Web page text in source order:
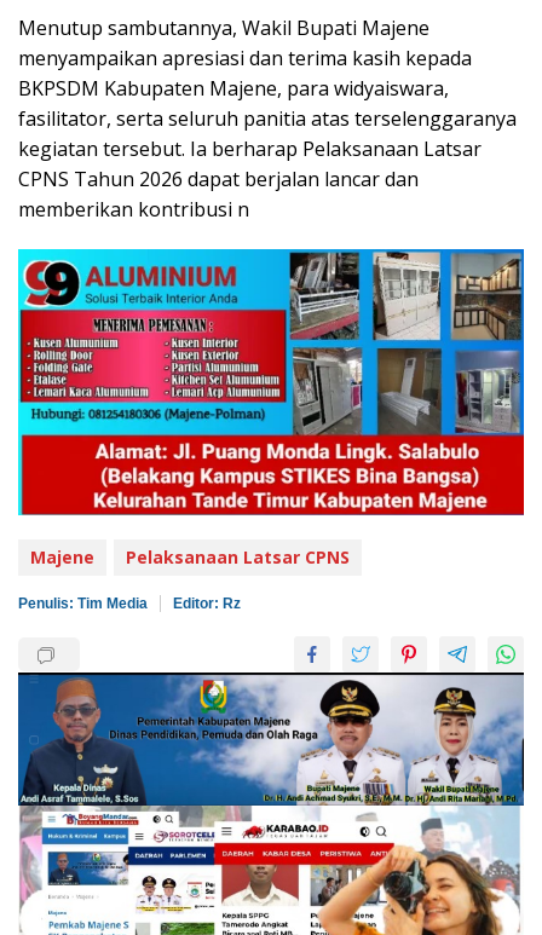
Menutup sambutannya, Wakil Bupati Majene
menyampaikan apresiasi dan terima kasih kepada
BKPSDM Kabupaten Majene, para widyaiswara,
fasilitator, serta seluruh panitia atas terselenggaranya
kegiatan tersebut. Ia berharap Pelaksanaan Latsar
CPNS Tahun 2026 dapat berjalan lancar dan
memberikan kontribusi n
Majene Pelaksanaan Latsar CPNS
Penulis: Tim Media Editor: Rz